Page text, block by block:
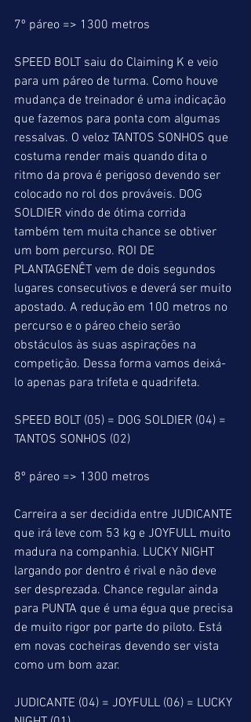
7º páreo => 1300 metros
SPEED BOLT saiu do Claiming K e veio
para um páreo de turma. Como houve
mudança de treinador é uma indicação
que fazemos para ponta com algumas
ressalvas. O veloz TANTOS SONHOS que
costuma render mais quando dita o
ritmo da prova é perigoso devendo ser
colocado no rol dos prováveis. DOG
SOLDIER vindo de ótima corrida
também tem muita chance se obtiver
um bom percurso. ROI DE
PLANTAGENÊT vem de dois segundos
lugares consecutivos e deverá ser muito
apostado. A redução em 100 metros no
percurso e o páreo cheio serão
obstáculos às suas aspirações na
competição. Dessa forma vamos deixá-
lo apenas para trifeta e quadrifeta.
SPEED BOLT (05) = DOG SOLDIER (04) =
TANTOS SONHOS (02)
8º páreo => 1300 metros
Carreira a ser decidida entre JUDICANTE
que irá leve com 53 kg e JOYFULL muito
madura na companhia. LUCKY NIGHT
largando por dentro é rival e não deve
ser desprezada. Chance regular ainda
para PUNTA que é uma égua que precisa
de muito rigor por parte do piloto. Está
em novas cocheiras devendo ser vista
como um bom azar.
JUDICANTE (04) = JOYFULL (06) = LUCKY